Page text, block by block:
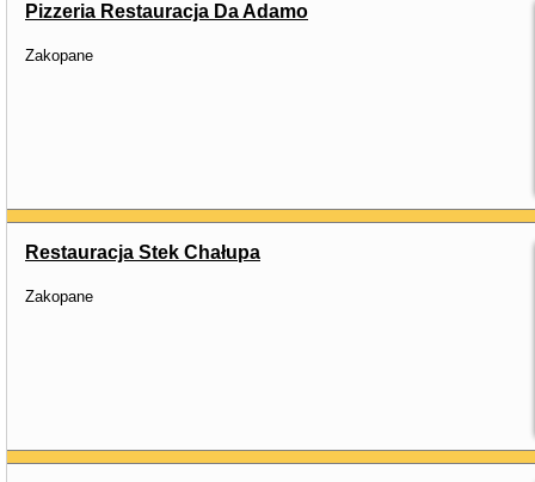
Pizzeria Restauracja Da Adamo
Zakopane
Restauracja Stek Chałupa
Zakopane